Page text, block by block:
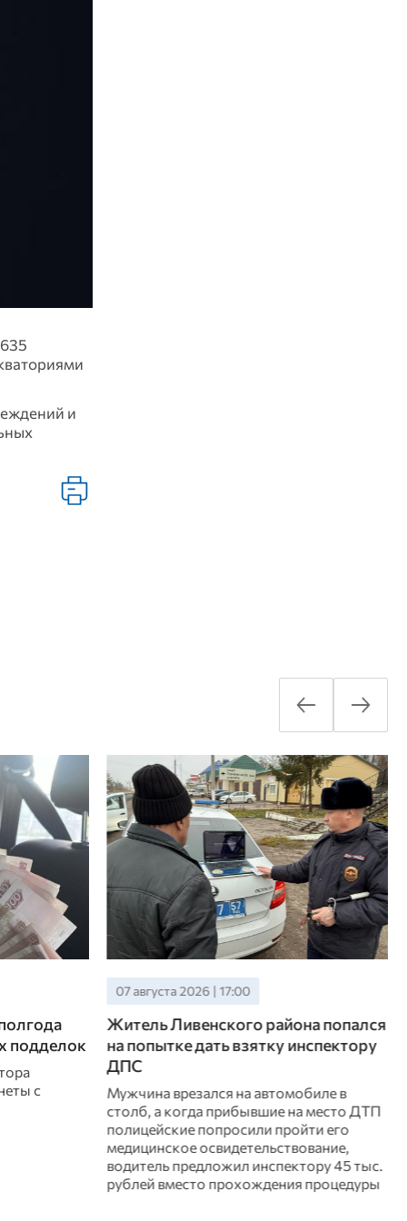
и
подделок
с
07 августа 2026 | 17:00
Житель Ливенского района попался
на попытке дать взятку инспектору
ДПС
Мужчина врезался на автомобиле в
столб, а когда прибывшие на место ДТП
полицейские попросили пройти его
медицинское освидетельствование,
водитель предложил инспектору 45 тыс.
рублей вместо прохождения процедуры